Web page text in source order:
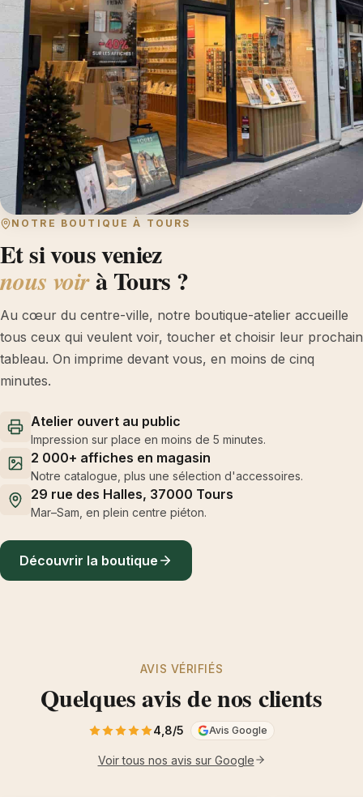
NOTRE BOUTIQUE À TOURS
Et si vous veniez
nous voirà Tours ?
Au cœur du centre-ville, notre boutique-atelier accueille
tous ceux qui veulent voir, toucher et choisir leur prochain
tableau. On imprime devant vous, en moins de cinq
minutes.
Atelier ouvert au public
Impression sur place en moins de 5 minutes.
2 000+ affiches en magasin
Notre catalogue, plus une sélection d'accessoires.
29 rue des Halles, 37000 Tours
Mar–Sam, en plein centre piéton.
Découvrir la boutique
AVIS VÉRIFIÉS
Quelques avis de nos clients
4,8/5 Avis Google
Voir tous nos avis sur Google